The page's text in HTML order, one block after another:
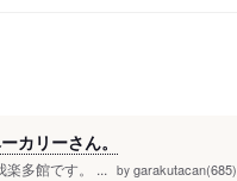
カリーさん。
多館です。 ... by garakutacan(685)